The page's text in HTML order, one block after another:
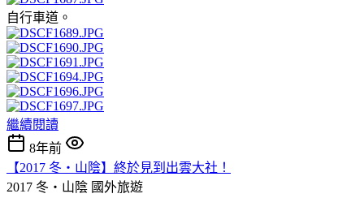
自行車道。
繼續閱讀
8年前
【2017 冬‧山陰】終於見到出雲大社！
2017 冬‧山陰 國外旅遊